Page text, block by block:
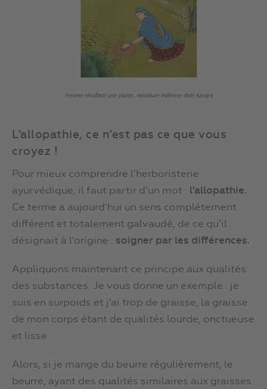
L’allopathie, ce n’est pas ce que vous
croyez !
Pour mieux comprendre l’herboristerie
ayurvédique, il faut partir d’un mot : l’allopathie.
Ce terme a aujourd’hui un sens complètement
différent et totalement galvaudé, de ce qu’il
désignait à l’origine : soigner par les différences.
Appliquons maintenant ce principe aux qualités
des substances. Je vous donne un exemple : je
suis en surpoids et j’ai trop de graisse, la graisse
de mon corps étant de qualités lourde, onctueuse
et lisse.
Alors, si je mange du beurre régulièrement, le
beurre, ayant des qualités similaires aux graisses